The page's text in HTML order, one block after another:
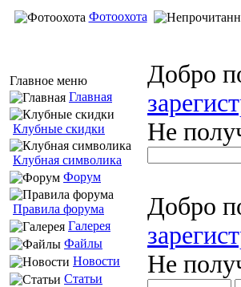
Фотоохота
Главное меню
Главная
Клубные скидки
Клубная символика
Форум
Правила форума
Галерея
Файлы
Новости
Статьи
Добро
Не
Добро
Не